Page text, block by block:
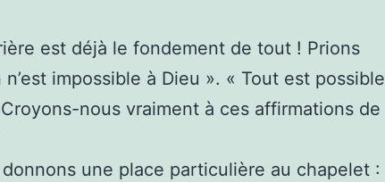
est déjà le fondement de tout ! Prions
impossible à Dieu ». « Tout est possible
nous vraiment à ces affirmations de
une place particulière au chapelet :